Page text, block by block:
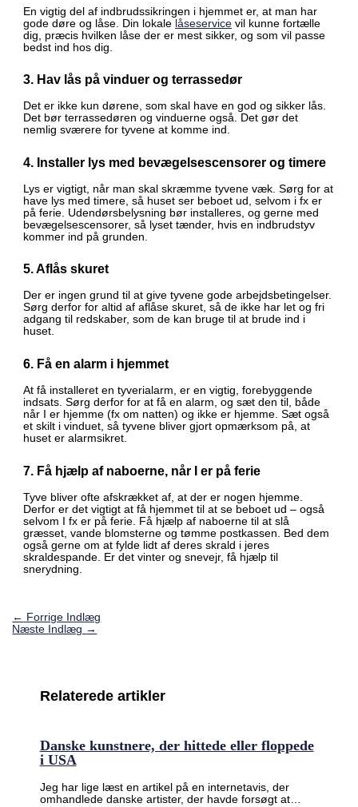
En vigtig del af indbrudssikringen i hjemmet er, at man har
gode døre og låse. Din lokale låseservice vil kunne fortælle
dig, præcis hvilken låse der er mest sikker, og som vil passe
bedst ind hos dig.
3. Hav lås på vinduer og terrassedør
Det er ikke kun dørene, som skal have en god og sikker lås.
Det bør terrassedøren og vinduerne også. Det gør det
nemlig sværere for tyvene at komme ind.
4. Installer lys med bevægelsescensorer og timere
Lys er vigtigt, når man skal skræmme tyvene væk. Sørg for at
have lys med timere, så huset ser beboet ud, selvom i fx er
på ferie. Udendørsbelysning bør installeres, og gerne med
bevægelsescensorer, så lyset tænder, hvis en indbrudstyv
kommer ind på grunden.
5. Aflås skuret
Der er ingen grund til at give tyvene gode arbejdsbetingelser.
Sørg derfor for altid af aflåse skuret, så de ikke har let og fri
adgang til redskaber, som de kan bruge til at brude ind i
huset.
6. Få en alarm i hjemmet
At få installeret en tyverialarm, er en vigtig, forebyggende
indsats. Sørg derfor for at få en alarm, og sæt den til, både
når I er hjemme (fx om natten) og ikke er hjemme. Sæt også
et skilt i vinduet, så tyvene bliver gjort opmærksom på, at
huset er alarmsikret.
7. Få hjælp af naboerne, når I er på ferie
Tyve bliver ofte afskrækket af, at der er nogen hjemme.
Derfor er det vigtigt at få hjemmet til at se beboet ud – også
selvom I fx er på ferie. Få hjælp af naboerne til at slå
græsset, vande blomsterne og tømme postkassen. Bed dem
også gerne om at fylde lidt af deres skrald i jeres
skraldespande. Er det vinter og snevejr, få hjælp til
snerydning.
← Forrige Indlæg
Næste Indlæg →
Relaterede artikler
Danske kunstnere, der hittede eller floppede
i USA
Jeg har lige læst en artikel på en internetavis, der
omhandlede danske artister, der havde forsøgt at…